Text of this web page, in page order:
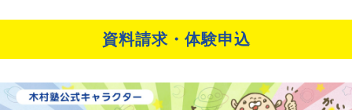
資料請求・体験申込